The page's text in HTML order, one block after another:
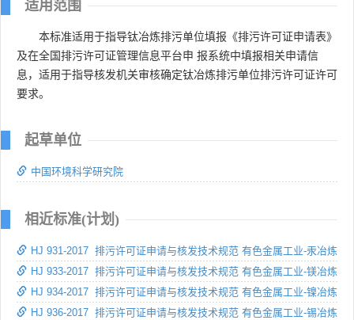
适用范围
本标准适用于指导钛冶炼排污单位填报《排污许可证申请表》
及在全国排污许可证管理信息平台申 报系统中填报相关申请信
息，适用于指导核发机关审核确定钛冶炼排污单位排污许可证许可
要求。
起草单位
中国环境科学研究院
相近标准(计划)
HJ 931-2017 排污许可证申请与核发技术规范 有色金属工业-汞冶炼
HJ 933-2017 排污许可证申请与核发技术规范 有色金属工业-镁冶炼
HJ 934-2017 排污许可证申请与核发技术规范 有色金属工业-镍冶炼
HJ 936-2017 排污许可证申请与核发技术规范 有色金属工业-锡冶炼